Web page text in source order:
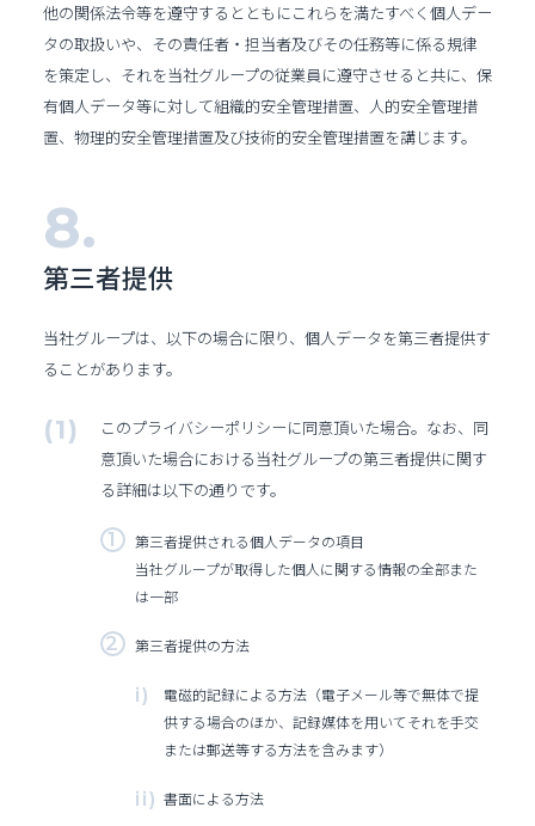
他の関係法令等を遵守するとともにこれらを満たすべく個人デー
タの取扱いや、その責任者・担当者及びその任務等に係る規律
を策定し、それを当社グループの従業員に遵守させると共に、保
有個人データ等に対して組織的安全管理措置、人的安全管理措
置、物理的安全管理措置及び技術的安全管理措置を講じます。
第三者提供
当社グループは、以下の場合に限り、個人データを第三者提供す
ることがあります。
このプライバシーポリシーに同意頂いた場合。なお、同
意頂いた場合における当社グループの第三者提供に関す
る詳細は以下の通りです。
第三者提供される個人データの項目
当社グループが取得した個人に関する情報の全部また
は一部
第三者提供の方法
電磁的記録による方法（電子メール等で無体で提
供する場合のほか、記録媒体を用いてそれを手交
または郵送等する方法を含みます）
書面による方法